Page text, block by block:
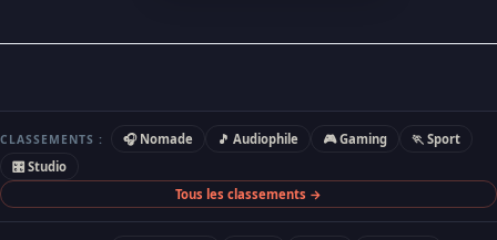
CLASSEMENTS : 🎧 Nomade 🎵 Audiophile 🎮 Gaming
🏃 Sport
🎛 Studio
Tous les classements →